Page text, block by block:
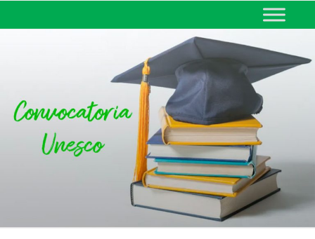
MINISTERIO DE EDUCACIÓN
DE CORRIENTES